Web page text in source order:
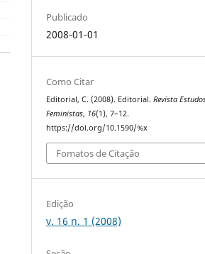
Publicado
2008-01-01
Como Citar
Editorial, C. (2008). Editorial.Revista
Feministas, 16(1), 7–12.
https://doi.org/10.1590/%x
Fomatos de Citação
Edição
v. 16 n. 1 (2008)